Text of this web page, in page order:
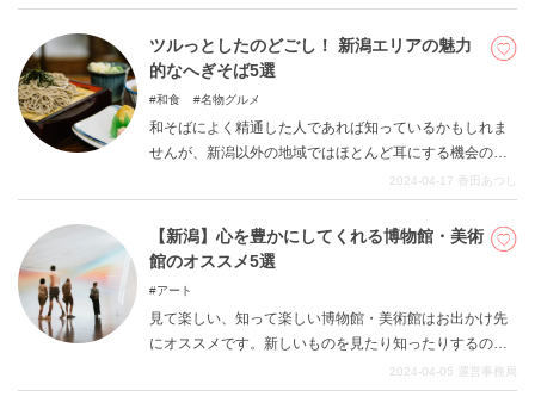
でなどでも、ちょっと福井まで足を運んで、歴史を感じ
る旅を楽しんでみてはいかがでしょうか。
ツルっとしたのどごし！ 新潟エリアの魅力
的なへぎそば5選
和食 名物グルメ
和そばによく精通した人であれば知っているかもしれま
せんが、新潟以外の地域ではほとんど耳にする機会のな
い「へぎそば」。新潟県内で生まれ発展してきたそばの1
つで、同地域では一般的に食されているご当地グルメで
す。「へぎ」というのはへぎそばのアイデンティティと
なる器のこと。「剝ぐ（はぐ）」という動詞がなまった
ろの「ざる」が「へぎ」に置き換わったようなもので
す。さらに特徴があり、それはつなぎとしてフノリを使
用した滑らかなそばを美しい織物のように並べるという
2024-04-17 香田あつし
【新潟】心を豊かにしてくれる博物館・美術
館のオススメ5選
アート
見て楽しい、知って楽しい博物館・美術館はお出かけ先
にオススメです。新しいものを見たり知ったりするのは
とても楽しく、心が豊かになります。また、新たな発見
は自身の成長にも繋がると思います。 本記事では、新潟
2024-04-05 運営事務局